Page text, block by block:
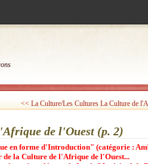
<< La Culture/Les Cultures La Culture de
de l'Ouest (p. 2)
en forme d'Introduction" (catégorie :
la Culture de l'Afrique de l'Ouest...